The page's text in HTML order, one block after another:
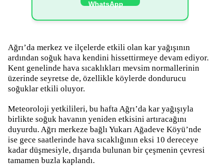
Ağrı’da merkez ve ilçelerde etkili olan kar yağışının
ardından soğuk hava kendini hissettirmeye devam ediyor.
Kent genelinde hava sıcaklıkları mevsim normallerinin
üzerinde seyretse de, özellikle köylerde dondurucu
soğuklar etkili oluyor.
Meteoroloji yetkilileri, bu hafta Ağrı’da kar yağışıyla
birlikte soğuk havanın yeniden etkisini artıracağını
duyurdu. Ağrı merkeze bağlı Yukarı Ağadeve Köyü’nde
ise gece saatlerinde hava sıcaklığının eksi 10 dereceye
kadar düşmesiyle, dışarıda bulunan bir çeşmenin çevresi
tamamen buzla kaplandı.